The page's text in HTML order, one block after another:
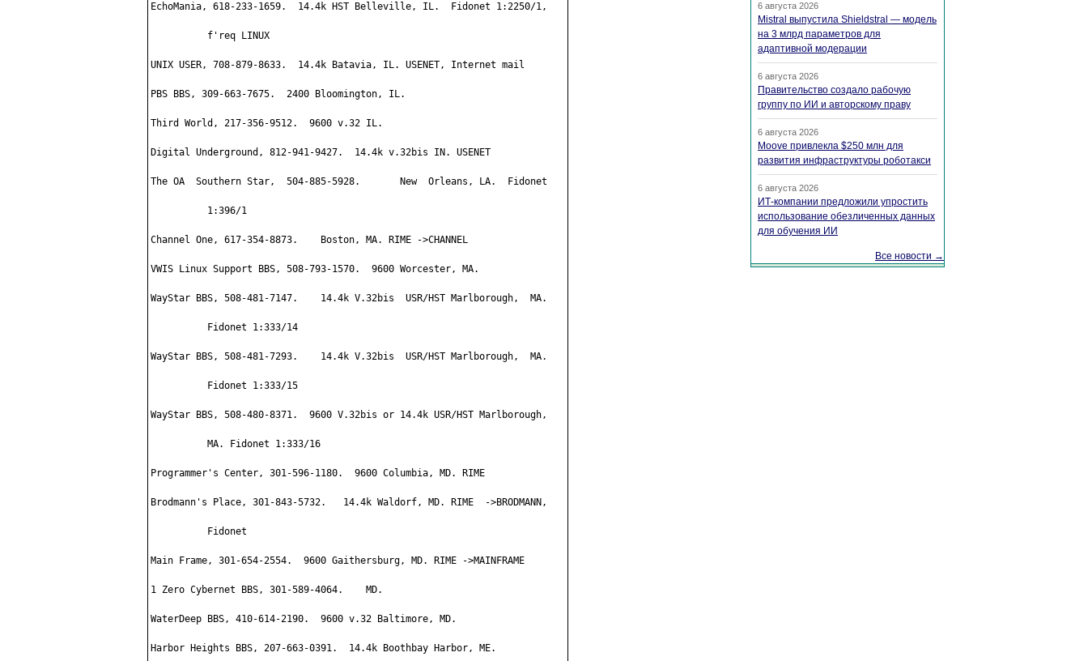
EchoMania, 618-233-1659.  14.4k HST Belleville, IL.  Fidonet 1:2250/1,
          f'req LINUX
UNIX USER, 708-879-8633.  14.4k Batavia, IL. USENET, Internet mail
PBS BBS, 309-663-7675.  2400 Bloomington, IL.
Third World, 217-356-9512.  9600 v.32 IL.
Digital Underground, 812-941-9427.  14.4k v.32bis IN. USENET
The OA  Southern Star,  504-885-5928.       New  Orleans, LA.  Fidonet
          1:396/1
Channel One, 617-354-8873.    Boston, MA. RIME ->CHANNEL
VWIS Linux Support BBS, 508-793-1570.  9600 Worcester, MA.
WayStar BBS, 508-481-7147.    14.4k V.32bis  USR/HST Marlborough,  MA.
          Fidonet 1:333/14
WayStar BBS, 508-481-7293.    14.4k V.32bis  USR/HST Marlborough,  MA.
          Fidonet 1:333/15
WayStar BBS, 508-480-8371.  9600 V.32bis or 14.4k USR/HST Marlborough,
          MA. Fidonet 1:333/16
Programmer's Center, 301-596-1180.  9600 Columbia, MD. RIME
Brodmann's Place, 301-843-5732.   14.4k Waldorf, MD. RIME  ->BRODMANN,
          Fidonet
Main Frame, 301-654-2554.  9600 Gaithersburg, MD. RIME ->MAINFRAME
1 Zero Cybernet BBS, 301-589-4064.    MD.
WaterDeep BBS, 410-614-2190.  9600 v.32 Baltimore, MD.
Harbor Heights BBS, 207-663-0391.  14.4k Boothbay Harbor, ME.
6 августа 2026
Mistral выпустила Shieldstral — модель
на 3 млрд параметров для
адаптивной модерации
6 августа 2026
Правительство создало рабочую
группу по ИИ и авторскому праву
6 августа 2026
Moove привлекла $250 млн для
развития инфраструктуры роботакси
6 августа 2026
ИТ-компании предложили упростить
использование обезличенных данных
для обучения ИИ
Все новости →